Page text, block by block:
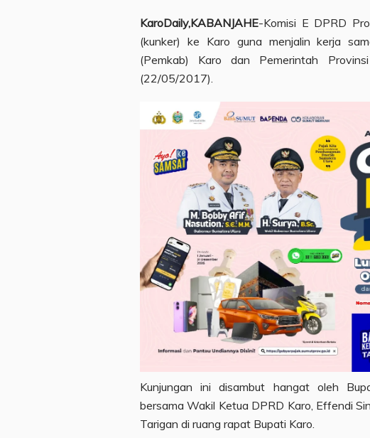
KaroDaily,KABANJAHE-Komisi E DPRD
(kunker) ke Karo guna menjalin kerja
(Pemkab) Karo dan Pemerintah
(22/05/2017).
Kunjungan ini disambut hangat oleh
bersama Wakil Ketua DPRD Karo, Effendi
Tarigan di ruang rapat Bupati Karo.